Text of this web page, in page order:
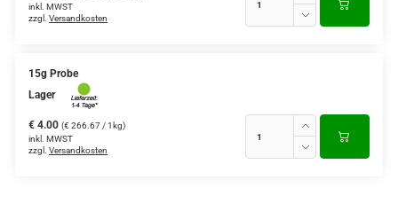
inkl. MWST
zzgl. Versandkosten
15g Probe
Lager
€ 4.00 (€ 266.67 / 1kg)
inkl. MWST
zzgl. Versandkosten